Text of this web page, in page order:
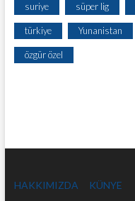
suriye süper lig
türkiye Yunanistan
özgür özel
HAKKIMIZDA KÜNYE